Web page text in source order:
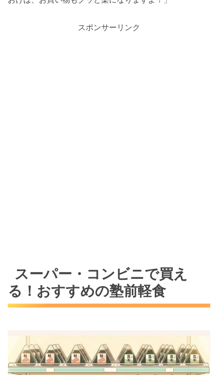
スポンサーリンク
スーパー・コンビニで買え
る！おすすめの塾前軽食